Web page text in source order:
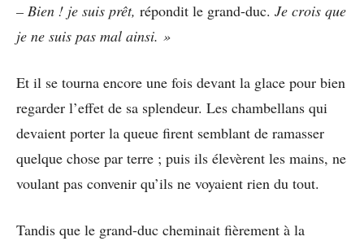
– Bien ! je suis prêt, répondit le grand-duc. Je crois que
je ne suis pas mal ainsi. »
Et il se tourna encore une fois devant la glace pour bien
regarder l’effet de sa splendeur. Les chambellans qui
devaient porter la queue firent semblant de ramasser
quelque chose par terre ; puis ils élevèrent les mains, ne
voulant pas convenir qu’ils ne voyaient rien du tout.
Tandis que le grand-duc cheminait fièrement à la